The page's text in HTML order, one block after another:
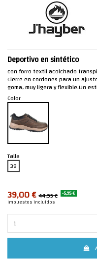
Deportivo en sintético
con forro textil acolchado
Cierre en cordones para un
goma, muy ligera y flexible.Un
Color
Talla
39
39,00 € 44,95 € -5,95 €
Impuestos incluidos